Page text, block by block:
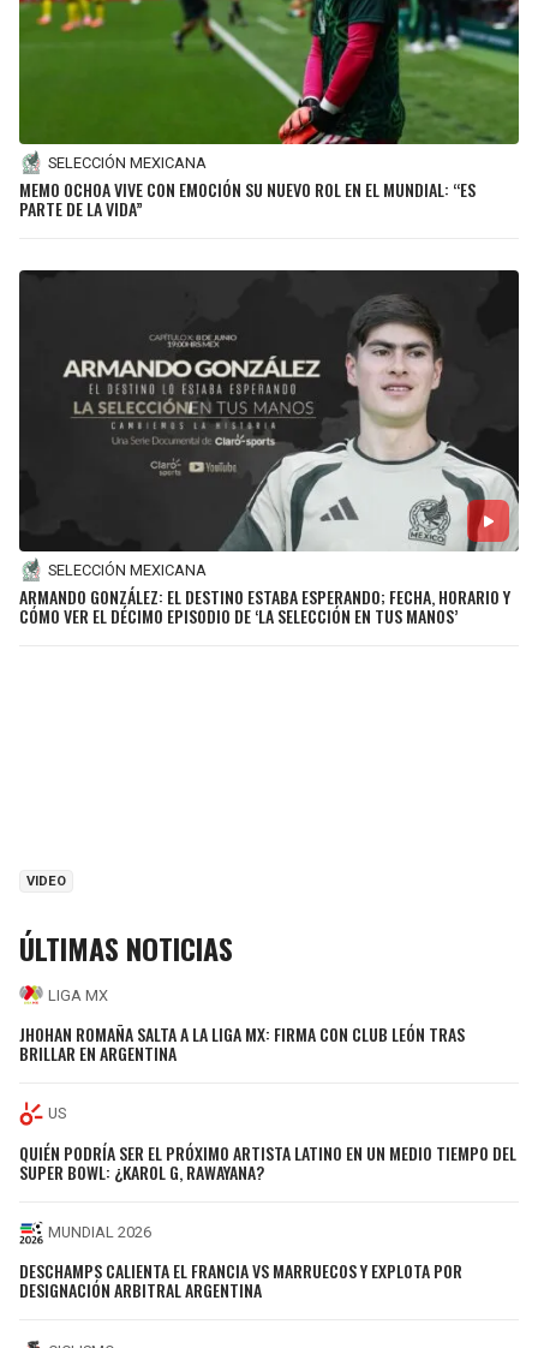
SELECCIÓN MEXICANA
MEMO OCHOA VIVE CON EMOCIÓN SU NUEVO ROL EN EL MUNDIAL: “ES
PARTE DE LA VIDA”
SELECCIÓN MEXICANA
ARMANDO GONZÁLEZ: EL DESTINO ESTABA ESPERANDO; FECHA, HORARIO Y
CÓMO VER EL DÉCIMO EPISODIO DE ‘LA SELECCIÓN EN TUS MANOS’
VIDEO
ÚLTIMAS NOTICIAS
LIGA MX
JHOHAN ROMAÑA SALTA A LA LIGA MX: FIRMA CON CLUB LEÓN TRAS
BRILLAR EN ARGENTINA
US
QUIÉN PODRÍA SER EL PRÓXIMO ARTISTA LATINO EN UN MEDIO TIEMPO DEL
SUPER BOWL: ¿KAROL G, RAWAYANA?
MUNDIAL 2026
DESCHAMPS CALIENTA EL FRANCIA VS MARRUECOS Y EXPLOTA POR
DESIGNACIÓN ARBITRAL ARGENTINA